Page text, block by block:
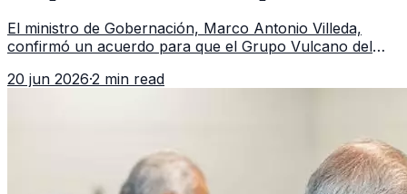
El ministro de Gobernación, Marco Antonio Villeda,
confirmó un acuerdo para que el Grupo Vulcano del
fallido con la administración anterior del Ministerio
20 jun 2026·2 min read